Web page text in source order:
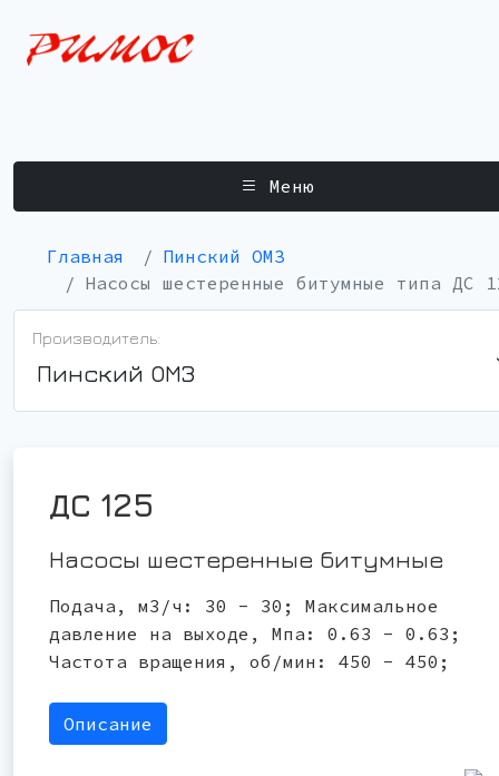
Меню
Главная
Пинский ОМЗ
Насосы шестеренные битумные типа ДС
Производитель:
Пинский ОМЗ
ДС 125
Насосы шестеренные битумные
Подача, м3/ч: 30 - 30; Максимальное
давление на выходе, Мпа: 0.63 - 0.63;
Частота вращения, об/мин: 450 - 450;
Описание